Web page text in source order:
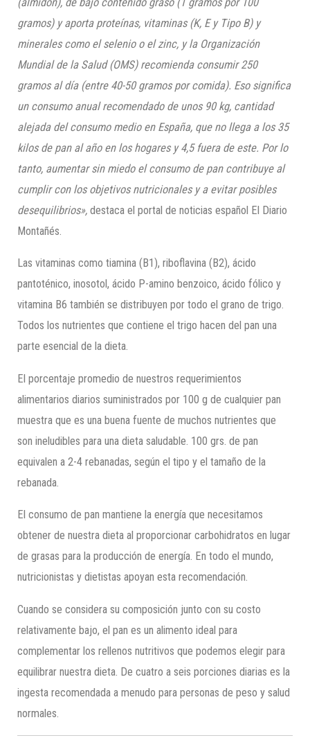
gramos) y aporta proteínas, vitaminas (K, E y Tipo B) y
minerales como el selenio o el zinc, y la Organización
Mundial de la Salud (OMS) recomienda consumir 250
gramos al día (entre 40-50 gramos por comida). Eso significa
un consumo anual recomendado de unos 90 kg, cantidad
alejada del consumo medio en España, que no llega a los 35
kilos de pan al año en los hogares y 4,5 fuera de este. Por lo
tanto, aumentar sin miedo el consumo de pan contribuye al
cumplir con los objetivos nutricionales y a evitar posibles
desequilibrios», destaca el portal de noticias español El Diario
Montañés.
Las vitaminas como tiamina (B1), riboflavina (B2), ácido
pantoténico, inosotol, ácido P-amino benzoico, ácido fólico y
vitamina B6 también se distribuyen por todo el grano de trigo.
Todos los nutrientes que contiene el trigo hacen del pan una
parte esencial de la dieta.
El porcentaje promedio de nuestros requerimientos
alimentarios diarios suministrados por 100 g de cualquier pan
muestra que es una buena fuente de muchos nutrientes que
son ineludibles para una dieta saludable. 100 grs. de pan
equivalen a 2-4 rebanadas, según el tipo y el tamaño de la
rebanada.
El consumo de pan mantiene la energía que necesitamos
obtener de nuestra dieta al proporcionar carbohidratos en lugar
de grasas para la producción de energía. En todo el mundo,
nutricionistas y dietistas apoyan esta recomendación.
Cuando se considera su composición junto con su costo
relativamente bajo, el pan es un alimento ideal para
complementar los rellenos nutritivos que podemos elegir para
equilibrar nuestra dieta. De cuatro a seis porciones diarias es la
ingesta recomendada a menudo para personas de peso y salud
normales.